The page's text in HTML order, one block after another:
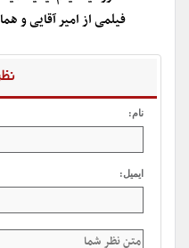
فیلمی از امیر آقایی و
نام:
ایمیل: